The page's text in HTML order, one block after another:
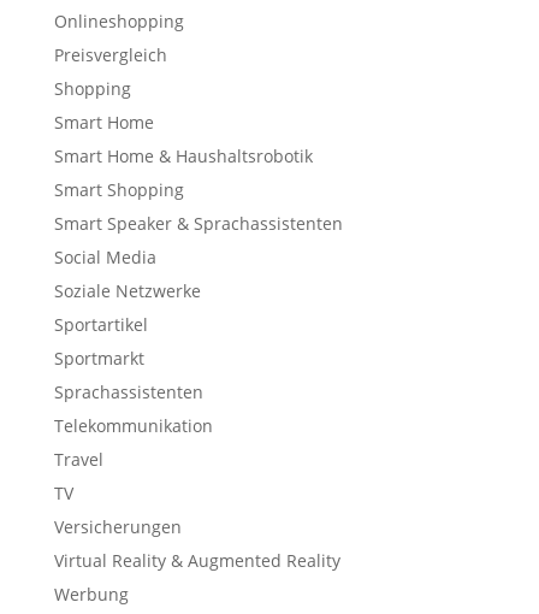
Onlineshopping
Preisvergleich
Shopping
Smart Home
Smart Home & Haushaltsrobotik
Smart Shopping
Smart Speaker & Sprachassistenten
Social Media
Soziale Netzwerke
Sportartikel
Sportmarkt
Sprachassistenten
Telekommunikation
Travel
TV
Versicherungen
Virtual Reality & Augmented Reality
Werbung